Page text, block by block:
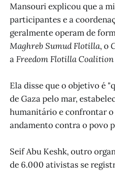
Mansouri explicou que a
participantes e a
geralmente operam de
Maghreb Sumud Flotilla, o
aFreedom Flotilla Coalition
Ela disse que o objetivo é
de Gaza pelo mar,
humanitário e confrontar
andamento contra o povo
Seif Abu Keshk, outro
de 6.000 ativistas se